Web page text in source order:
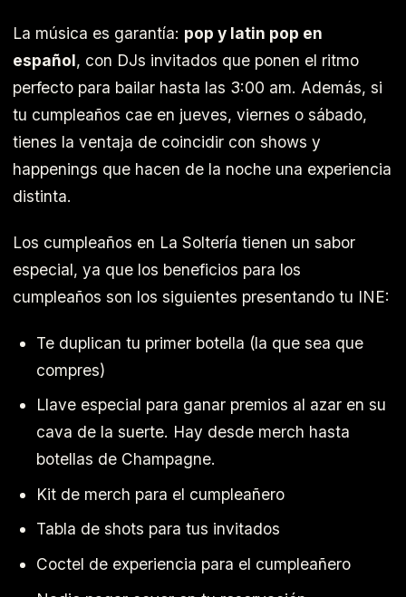
La música es garantía: pop y latin pop en
español, con DJs invitados que ponen el ritmo
perfecto para bailar hasta las 3:00 am. Además, si
tu cumpleaños cae en jueves, viernes o sábado,
tienes la ventaja de coincidir con shows y
happenings que hacen de la noche una experiencia
distinta.
Los cumpleaños en La Soltería tienen un sabor
especial, ya que los beneficios para los
cumpleaños son los siguientes presentando tu INE:
Te duplican tu primer botella (la que sea que
compres)
Llave especial para ganar premios al azar en su
cava de la suerte. Hay desde merch hasta
botellas de Champagne.
Kit de merch para el cumpleañero
Tabla de shots para tus invitados
Coctel de experiencia para el cumpleañero